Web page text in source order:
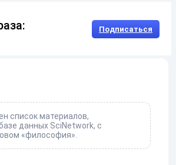
Подписаться
список материалов,
данных SciNetwork, с
«философия».